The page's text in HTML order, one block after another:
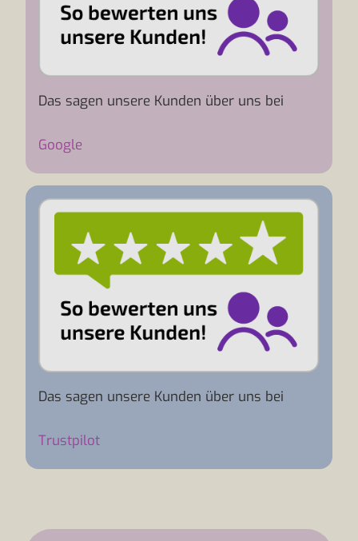
Das sagen unsere Kunden über uns bei
Google
Das sagen unsere Kunden über uns bei
Trustpilot